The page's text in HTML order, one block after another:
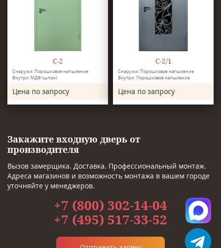
С-2
Снаружи: Порошковое напыление
Внутри: МДФ (шпон)
Цена по запросу
С-2/1
Снаружи: Порошковое напыление
Внутри: Порошковое напыление
Цена по запросу
Закажите входную дверь от
производителя
Вызов замерщика. Доставка. Профессиональный монтаж.
Адреса магазинов и возможность монтажа в вашем городе
уточняйте у менеджеров.
+7 (800) 302-14-04
+7 (495) 517-33-52